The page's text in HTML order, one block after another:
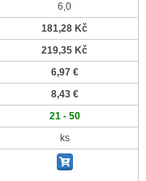
6,0
181,28 Kč
219,35 Kč
6,97 €
8,43 €
21 - 50
ks